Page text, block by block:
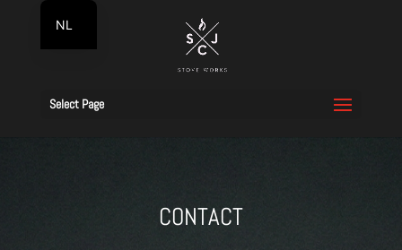
Select Page
CONTACT
NL
FR